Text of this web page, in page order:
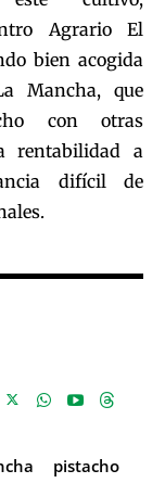
Agrario El
bien acogida
Mancha, que
con otras
rentabilidad a
difícil de
pistacho